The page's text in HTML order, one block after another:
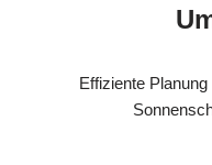
Effiziente